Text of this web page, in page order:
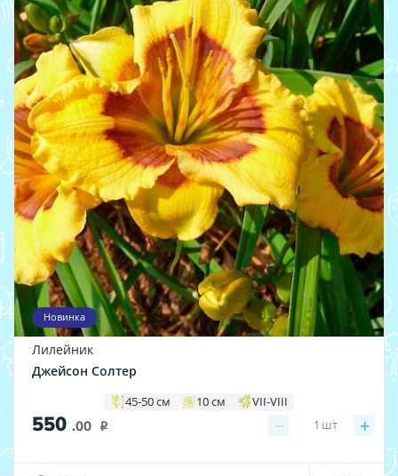
Новинка
Лилейник
Джейсон Солтер
45-50 см 10 см VII-VIII
550 .00 i − +
1 шт